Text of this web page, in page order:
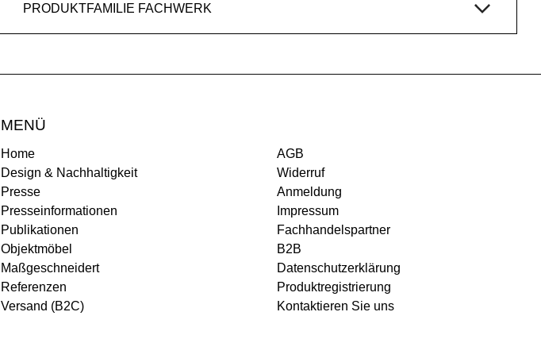
PRODUKTFAMILIE FACHWERK
MENÜ
Home
Design & Nachhaltigkeit
Presse
Presseinformationen
Publikationen
Objektmöbel
Maßgeschneidert
Referenzen
Versand (B2C)
AGB
Widerruf
Anmeldung
Impressum
Fachhandelspartner
B2B
Datenschutzerklärung
Produktregistrierung
Kontaktieren Sie uns